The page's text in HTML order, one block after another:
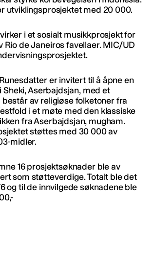
utviklingsprosjektet med 20 000.
i et sosialt musikkprosjekt for
Rio de Janeiros favellaer. MIC/UD
er invitert til å åpne en
Aserbajdsjan, med et
av religiøse folketoner fra
i et møte med den klassiske
fra Aserbajdsjan, mugham.
støttes med 30 000 av
midler.
16 prosjektsøknader ble av
som støtteverdige. Totalt ble det
og til de innvilgede søknadene ble